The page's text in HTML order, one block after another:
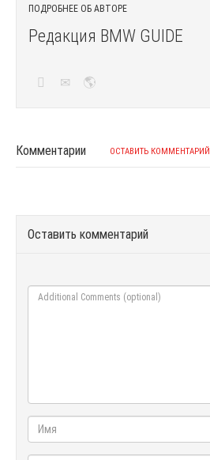
ПОДРОБНЕЕ ОБ АВТОРЕ
Редакция BMW GUIDE
Комментарии ОСТАВИТЬ КОММЕНТАРИЙ
Оставить комментарий